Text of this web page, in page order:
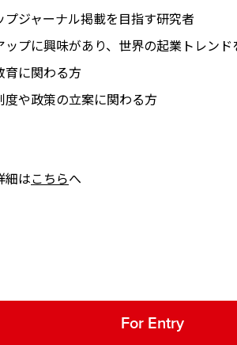
プジャーナル掲載を目指す研究者
ップに興味があり、世界の起業トレン
育に関わる方
度や政策の立案に関わる方
細はこちらへ
For Entry